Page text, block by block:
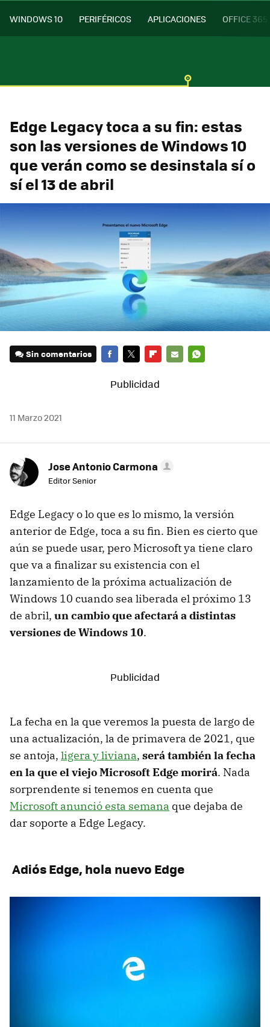
WINDOWS 10 PERIFÉRICOS APLICACIONES OFFICE 365
Edge Legacy toca a su fin: estas
son las versiones de Windows 10
que verán como se desinstala sí o
sí el 13 de abril
Sin comentarios
11 Marzo 2021
Jose Antonio Carmona
Editor Senior
Edge Legacy o lo que es lo mismo, la versión
anterior de Edge, toca a su fin. Bien es cierto que
aún se puede usar, pero Microsoft ya tiene claro
que va a finalizar su existencia con el
lanzamiento de la próxima actualización de
Windows 10 cuando sea liberada el próximo 13
de abril, un cambio que afectará a distintas
versiones de Windows 10.
La fecha en la que veremos la puesta de largo de
una actualización, la de primavera de 2021, que
se antoja, ligera y liviana, será también la fecha
en la que el viejo Microsoft Edge morirá. Nada
sorprendente si tenemos en cuenta que
Microsoft anunció esta semana que dejaba de
dar soporte a Edge Legacy.
Adiós Edge, hola nuevo Edge